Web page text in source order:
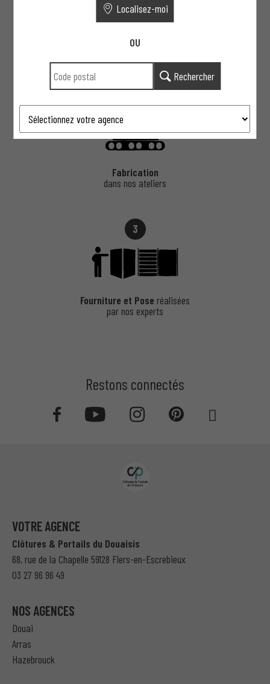
ou au showroom
2
Fabrication
dans nos ateliers
3
Fourniture et Pose réalisées
par nos experts
Restons connectés
VOTRE AGENCE
Clôtures & Portails du Douaisis
68, rue de la Chapelle 59128 Flers-en-Escrebieux
03 27 96 96 49
NOS AGENCES
Douai
Arras
Hazebrouck
Localisez-moi
OU
Rechercher